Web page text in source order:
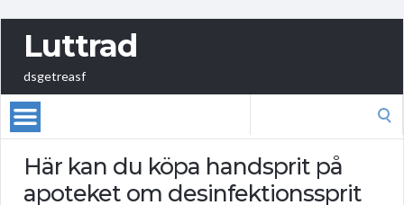
Luttrad
dsgetreasf
Här kan du köpa handsprit på
apoteket om desinfektionssprit